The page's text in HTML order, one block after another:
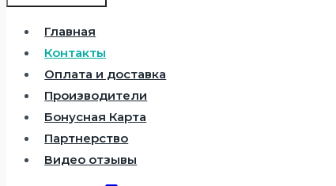
Главная
Контакты
Оплата и доставка
Производители
Бонусная Карта
Партнерство
Видео отзывы